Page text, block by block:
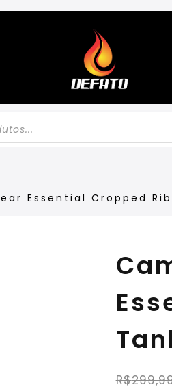
Essential Cropped
R$